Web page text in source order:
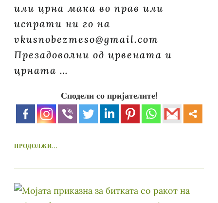
или црна мака во прав или
испрати ни го на
vkusnobezmeso@gmail.com
Презадоволни од црвената и
црната …
Сподели со пријателите!
ПРОДОЛЖИ...